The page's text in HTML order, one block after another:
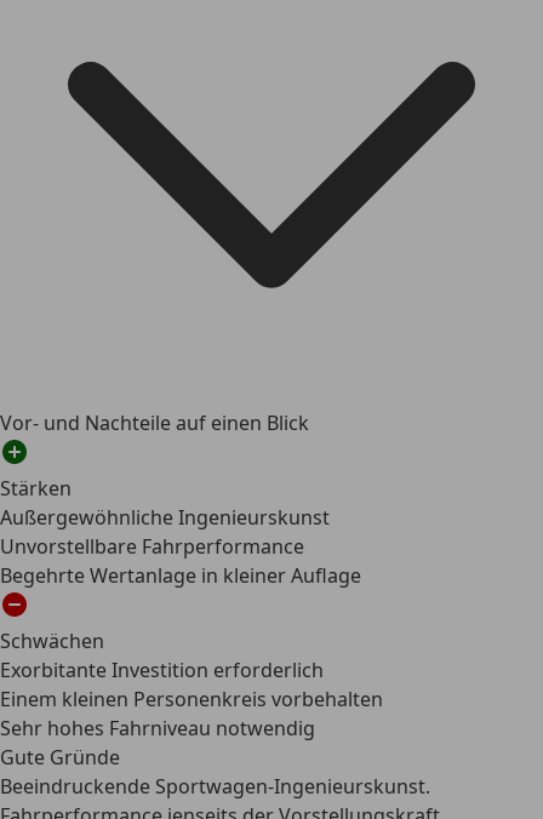
Vor- und Nachteile auf einen Blick
Stärken
Außergewöhnliche Ingenieurskunst
Unvorstellbare Fahrperformance
Begehrte Wertanlage in kleiner Auflage
Schwächen
Exorbitante Investition erforderlich
Einem kleinen Personenkreis vorbehalten
Sehr hohes Fahrniveau notwendig
Gute Gründe
Beeindruckende Sportwagen-Ingenieurskunst.